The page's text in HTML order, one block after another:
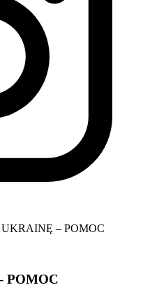
– POMOC
POMOC